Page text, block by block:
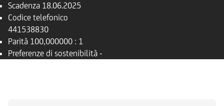
Scadenza 18.06.2025
Codice telefonico
441538830
Parità 100,000000 : 1
Preferenze di sostenibilità -